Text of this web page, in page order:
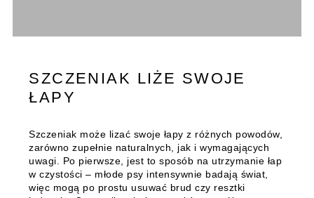
SZCZENIAK LIŻE SWOJE
ŁAPY
Szczeniak może lizać swoje łapy z różnych powodów,
zarówno zupełnie naturalnych, jak i wymagających
uwagi. Po pierwsze, jest to sposób na utrzymanie łap
w czystości – młode psy intensywnie badają świat,
więc mogą po prostu usuwać brud czy resztki